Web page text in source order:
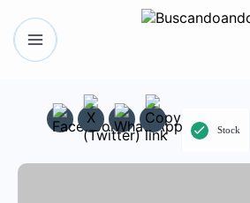
Stock